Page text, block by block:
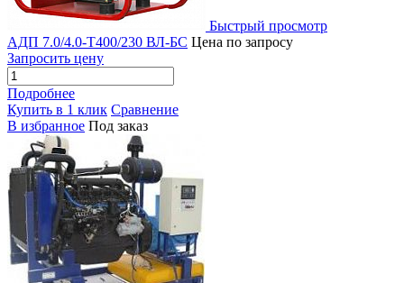
Быстрый просмотр
АДП 7.0/4.0-Т400/230 ВЛ-БС Цена по запросу
Запросить цену
Подробнее
Купить в 1 клик Сравнение
В избранное Под заказ